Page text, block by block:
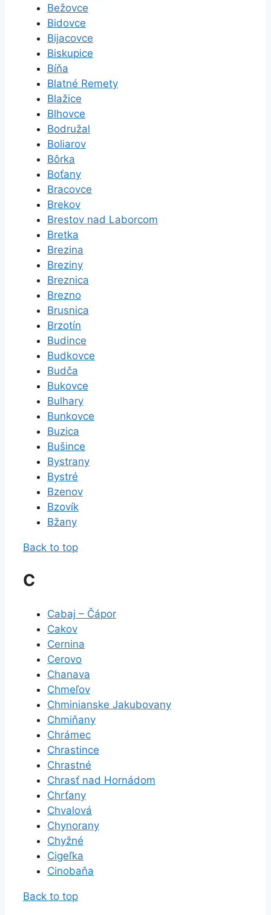
Bežovce
Bidovce
Bijacovce
Biskupice
Bíňa
Blatné Remety
Blažice
Blhovce
Bodružal
Boliarov
Bôrka
Boťany
Bracovce
Brekov
Brestov nad Laborcom
Bretka
Brezina
Breziny
Breznica
Brezno
Brusnica
Brzotín
Budince
Budkovce
Budča
Bukovce
Bulhary
Bunkovce
Buzica
Bušince
Bystrany
Bystré
Bzenov
Bzovík
Bžany
Back to top
C
Cabaj – Čápor
Cakov
Cernina
Cerovo
Chanava
Chmeľov
Chminianske Jakubovany
Chmiňany
Chrámec
Chrastince
Chrastné
Chrasť nad Hornádom
Chrťany
Chvalová
Chynorany
Chyžné
Cigeľka
Cinobaňa
Back to top